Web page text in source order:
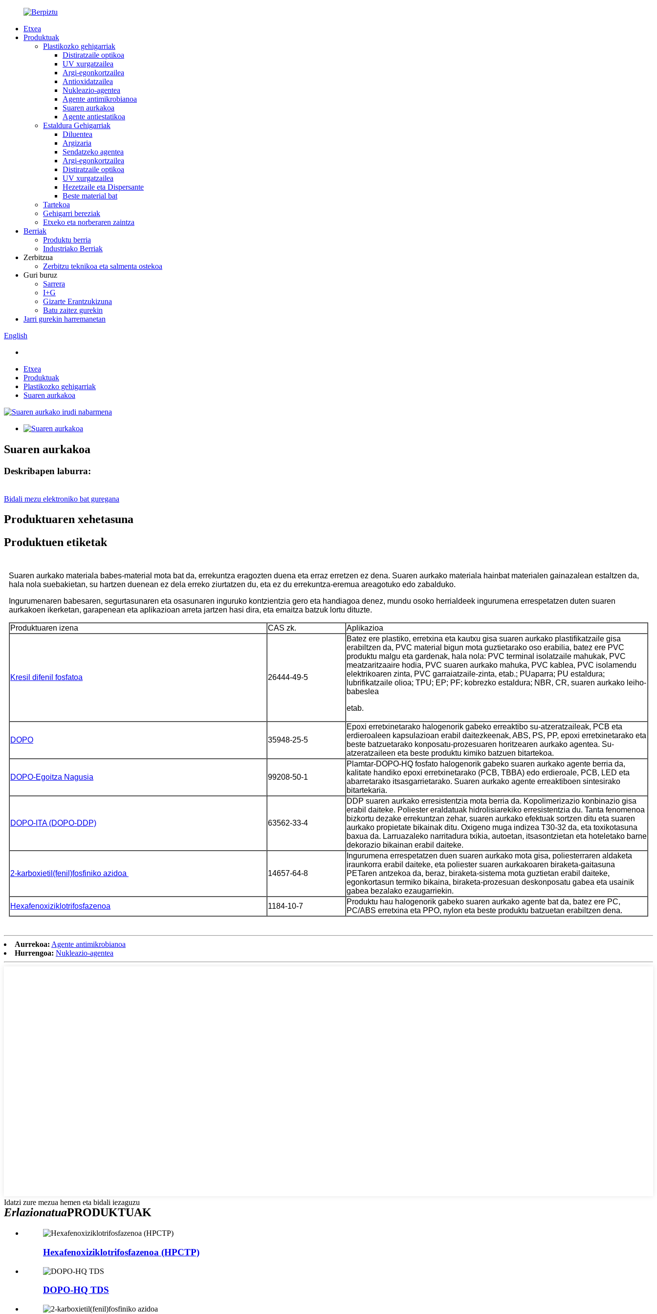
Etxea
Produktuak
Plastikozko gehigarriak
Distiratzaile optikoa
UV xurgatzailea
Argi-egonkortzailea
Antioxidatzailea
Nukleazio-agentea
Agente antimikrobianoa
Suaren aurkakoa
Agente antiestatikoa
Estaldura Gehigarriak
Diluentea
Argizaria
Sendatzeko agentea
Argi-egonkortzailea
Distiratzaile optikoa
UV xurgatzailea
Hezetzaile eta Dispersante
Beste material bat
Tartekoa
Gehigarri bereziak
Etxeko eta norberaren zaintza
Berriak
Produktu berria
Industriako Berriak
Zerbitzua
Zerbitzu teknikoa eta salmenta ostekoa
Guri buruz
Sarrera
I+G
Gizarte Erantzukizuna
Batu zaitez gurekin
Jarri gurekin harremanetan
English
Etxea
Produktuak
Plastikozko gehigarriak
Suaren aurkakoa
Suaren aurkakoa
Deskribapen laburra:
Bidali mezu elektroniko bat guregana
Produktuaren xehetasuna
Produktuen etiketak
Suaren aurkako materiala babes-material mota bat da, errekuntza eragozten duena eta erraz erretzen ez dena. Suaren aurkako materiala hainbat materialen gainazalean estaltzen da,
hala nola suebakietan, su hartzen duenean ez dela erreko ziurtatzen du, eta ez du errekuntza-eremua areagotuko edo zabalduko.
Ingurumenaren babesaren, segurtasunaren eta osasunaren inguruko kontzientzia gero eta handiagoa denez, mundu osoko herrialdeek ingurumena errespetatzen duten suaren
aurkakoen ikerketan, garapenean eta aplikazioan arreta jartzen hasi dira, eta emaitza batzuk lortu dituzte.
Produktuaren izena CAS zk. Aplikazioa
Kresil difenil fosfatoa 26444-49-5
Batez ere plastiko, erretxina eta kautxu gisa suaren aurkako plastifikatzaile gisa
erabiltzen da, PVC material bigun mota guztietarako oso erabilia, batez ere PVC
produktu malgu eta gardenak, hala nola: PVC terminal isolatzaile mahukak, PVC
meatzaritzaaire hodia, PVC suaren aurkako mahuka, PVC kablea, PVC isolamendu
elektrikoaren zinta, PVC garraiatzaile-zinta, etab.; PUaparra; PU estaldura;
lubrifikatzaile olioa; TPU; EP; PF; kobrezko estaldura; NBR, CR, suaren aurkako leiho-
babeslea
etab.
DOPO 35948-25-5
Epoxi erretxinetarako halogenorik gabeko erreaktibo su-atzeratzaileak, PCB eta
erdieroaleen kapsulazioan erabil daitezkeenak, ABS, PS, PP, epoxi erretxinetarako eta
beste batzuetarako konposatu-prozesuaren horitzearen aurkako agentea. Su-
atzeratzaileen eta beste produktu kimiko batzuen bitartekoa.
DOPO-Egoitza Nagusia 99208-50-1
Plamtar-DOPO-HQ fosfato halogenorik gabeko suaren aurkako agente berria da,
kalitate handiko epoxi erretxinetarako (PCB, TBBA) edo erdieroale, PCB, LED eta
abarretarako itsasgarrietarako. Suaren aurkako agente erreaktiboen sintesirako
bitartekaria.
DOPO-ITA (DOPO-DDP) 63562-33-4
DDP suaren aurkako erresistentzia mota berria da. Kopolimerizazio konbinazio gisa
erabil daiteke. Poliester eraldatuak hidrolisiarekiko erresistentzia du. Tanta fenomenoa
bizkortu dezake errekuntzan zehar, suaren aurkako efektuak sortzen ditu eta suaren
aurkako propietate bikainak ditu. Oxigeno muga indizea T30-32 da, eta toxikotasuna
baxua da. Larruazaleko narritadura txikia, autoetan, itsasontzietan eta hoteletako barne
dekorazio bikainan erabil daiteke.
2-karboxietil(fenil)fosfiniko azidoa 14657-64-8
Ingurumena errespetatzen duen suaren aurkako mota gisa, poliesterraren aldaketa
iraunkorra erabil daiteke, eta poliester suaren aurkakoaren biraketa-gaitasuna
PETaren antzekoa da, beraz, biraketa-sistema mota guztietan erabil daiteke,
egonkortasun termiko bikaina, biraketa-prozesuan deskonposatu gabea eta usainik
gabea bezalako ezaugarriekin.
Hexafenoxiziklotrifosfazenoa
1184-10-7
Produktu hau halogenorik gabeko suaren aurkako agente bat da, batez ere PC,
PC/ABS erretxina eta PPO, nylon eta beste produktu batzuetan erabiltzen dena.
Aurrekoa: Agente antimikrobianoa
Hurrengoa: Nukleazio-agentea
Idatzi zure mezua hemen eta bidali iezaguzu
ErlazionatuaPRODUKTUAK
Hexafenoxiziklotrifosfazenoa (HPCTP)
DOPO-HQ TDS